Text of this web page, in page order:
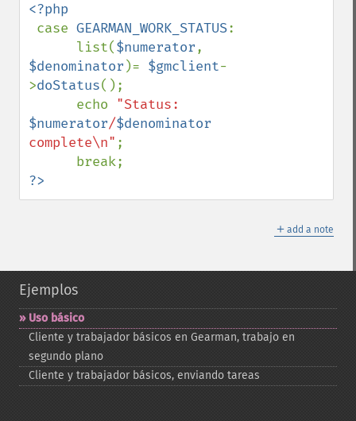
<?php
case GEARMAN_WORK_STATUS:
      list(
$numerator
$denominator )= $gmclient-
>doStatus();
      echo
$numerator/$denominator
complete\n" ;
?>
＋ add a note
Ejemplos
Uso básico
Cliente y trabajador básicos en Gearman, trabajo en
segundo plano
Cliente y trabajador básicos, enviando tareas